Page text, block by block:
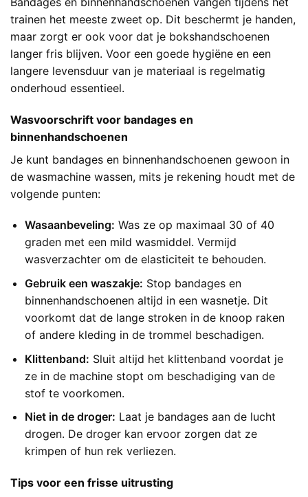
trainen het meeste zweet op. Dit beschermt je handen,
maar zorgt er ook voor dat je bokshandschoenen
langer fris blijven. Voor een goede hygiëne en een
langere levensduur van je materiaal is regelmatig
onderhoud essentieel.
Wasvoorschrift voor bandages en
binnenhandschoenen
Je kunt bandages en binnenhandschoenen gewoon in
de wasmachine wassen, mits je rekening houdt met de
volgende punten:
Wasaanbeveling: Was ze op maximaal 30 of 40
graden met een mild wasmiddel. Vermijd
wasverzachter om de elasticiteit te behouden.
Gebruik een waszakje: Stop bandages en
binnenhandschoenen altijd in een wasnetje. Dit
voorkomt dat de lange stroken in de knoop raken
of andere kleding in de trommel beschadigen.
Klittenband: Sluit altijd het klittenband voordat je
ze in de machine stopt om beschadiging van de
stof te voorkomen.
Niet in de droger: Laat je bandages aan de lucht
drogen. De droger kan ervoor zorgen dat ze
krimpen of hun rek verliezen.
Tips voor een frisse uitrusting